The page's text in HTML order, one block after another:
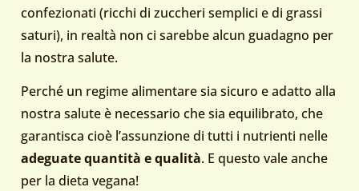
confezionati (ricchi di zuccheri semplici e di grassi
saturi), in realtà non ci sarebbe alcun guadagno per
la nostra salute.
Perché un regime alimentare sia sicuro e adatto alla
nostra salute è necessario che sia equilibrato, che
garantisca cioè l’assunzione di tutti i nutrienti nelle
adeguate quantità e qualità. E questo vale anche
per la dieta vegana!